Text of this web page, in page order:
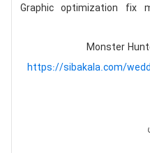
Graphic optimization fix
Monster
https://sibakala.com/